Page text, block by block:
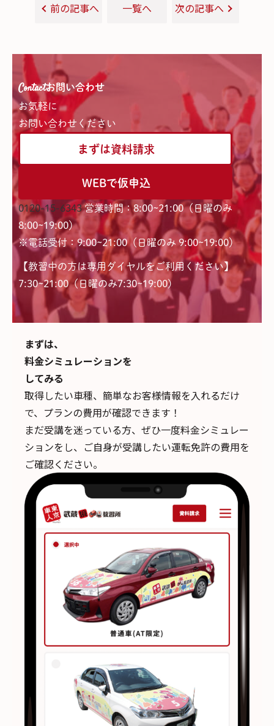
前の記事へ 一覧へ 次の記事へ
Contactお問い合わせ
お気軽に
お問い合わせください
まずは資料請求
WEBで仮申込
0120-15-6343 営業時間：8:00~21:00（日曜のみ
8:00~19:00）
※電話受付：9:00~21:00（日曜のみ 9:00~19:00）
【教習中の方は専用ダイヤルをご利用ください】
7:30~21:00（日曜のみ7:30~19:00)
まずは、
料金シミュレーションを
してみる
取得したい車種、簡単なお客様情報を入れるだけ
で、 プランの費用が確認できます！
まだ受講を迷っている方、ぜひ一度料金シミュレー
ションをし、ご自身が受講したい運転免許の費用を
ご確認ください。